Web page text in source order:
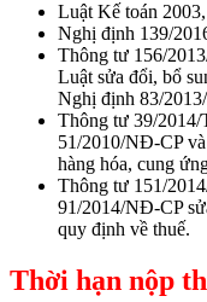
Luật Kế toán
Nghị định 139/
Thông tư 156/
Luật sửa đổi, bổ
Nghị định 83/
Thông tư 39/
51/2010/NĐ-CP
hàng hóa, cung
Thông tư 151/
91/2014/NĐ-CP
quy định về thuế.
Thời hạn nộp